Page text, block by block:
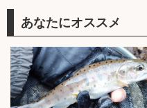
あなたにオススメ